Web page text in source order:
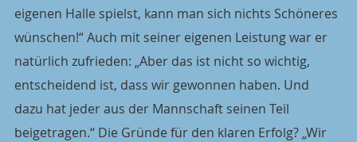
eigenen Halle spielst, kann man sich nichts Schöneres
wünschen!“ Auch mit seiner eigenen Leistung war er
natürlich zufrieden: „Aber das ist nicht so wichtig,
entscheidend ist, dass wir gewonnen haben. Und
dazu hat jeder aus der Mannschaft seinen Teil
beigetragen.“ Die Gründe für den klaren Erfolg? „Wir